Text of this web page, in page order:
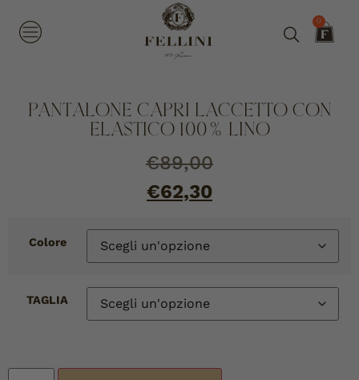
0
PANTALONE CAPRI LACCETTO CON
ELASTICO 100% LINO
€89,00
€62,30
Colore
TAGLIA